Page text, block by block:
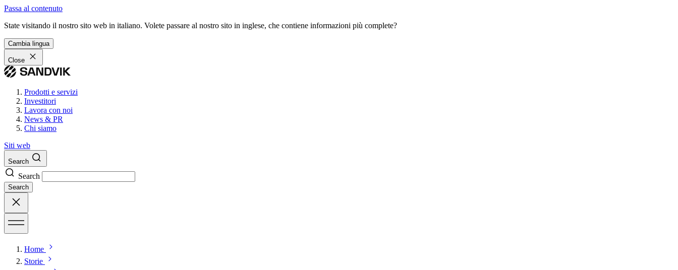
Passa al contenuto
State visitando il nostro sito web in italiano. Volete passare al nostro sito in inglese, che contiene informazioni più complete?
Cambia lingua
Close
Prodotti e servizi
Investitori
Lavora con noi
News & PR
Chi siamo
Siti web
Search
Search
Search
Home
Storie